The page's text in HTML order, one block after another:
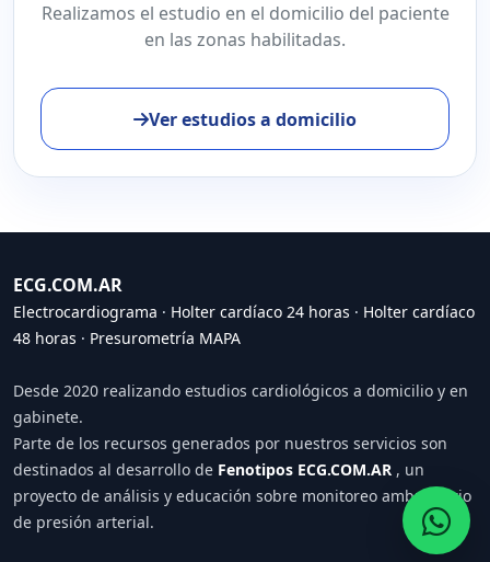
Realizamos el estudio en el domicilio del paciente
en las zonas habilitadas.
Ver estudios a domicilio
ECG.COM.AR
Electrocardiograma · Holter cardíaco 24 horas · Holter cardíaco
48 horas · Presurometría MAPA
Desde 2020 realizando estudios cardiológicos a domicilio y en
gabinete.
Parte de los recursos generados por nuestros servicios son
destinados al desarrollo de Fenotipos ECG.COM.AR , un
proyecto de análisis y educación sobre monitoreo ambulatorio
de presión arterial.